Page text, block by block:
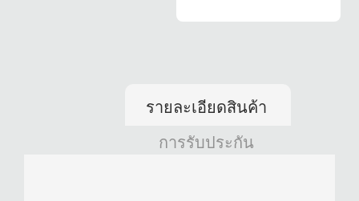
รายละเอียดสินค้า
การรับประกัน